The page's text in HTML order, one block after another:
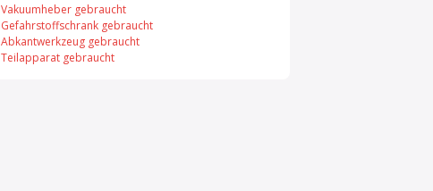
Vakuumheber gebraucht
Gefahrstoffschrank gebraucht
Abkantwerkzeug gebraucht
Teilapparat gebraucht